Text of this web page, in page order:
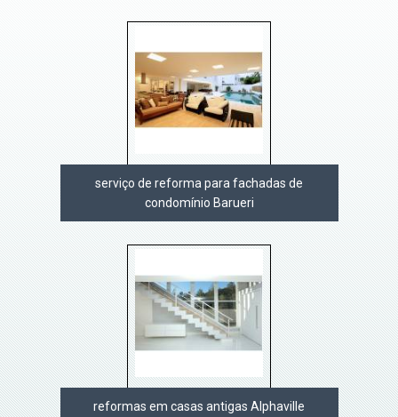
serviço de reforma para fachadas de
condomínio Barueri
reformas em casas antigas Alphaville